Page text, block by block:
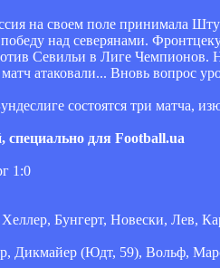
на своем поле принимала
над северянами.
Севильи в Лиге Чемпионов.
атаковали... Вновь вопрос
состоятся три матча,
специально для Football.ua
1:0
Бунгерт, Новески, Лев,
Дикмайер (Юдт, 59), Вольф,